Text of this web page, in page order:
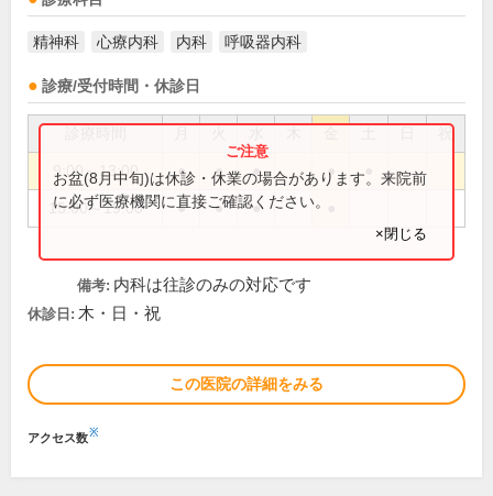
精神科 心療内科 内科 呼吸器内科
診療/受付時間・休診日
祝
9:00～13:00 ● ● ● ●
15:00～19:00 ● ● ●
お盆(8月中旬)は休診・休業の場合があります。来院前
に必ず医療機関に直接ご確認ください。
×閉じる
備考: 内科は往診のみの対応です
休診日: 木・日・祝
この医院の詳細をみる
アクセス数※